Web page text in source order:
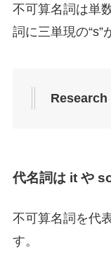
不可算名詞は単
詞に三単現の“s”
Research
代名詞は it や
不可算名詞を代
す。